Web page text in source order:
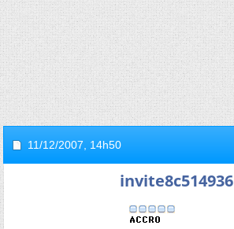
11/12/2007, 14h50
invite8c514936